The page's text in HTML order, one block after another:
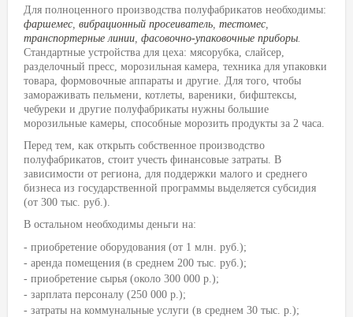
Для полноценного производства полуфабрикатов необходимы:
фаршемес вибрационный просеиватель тестомес
транспортерные линии фасовочно-упаковочные приборы
Стандартные устройства для цеха: мясорубка, слайсер,
разделочный пресс, морозильная камера, техника для упаковки
товара, формовочные аппараты и другие. Для того, чтобы
замораживать пельмени, котлеты, вареники, бифштексы,
чебуреки и другие полуфабрикаты нужны большие
морозильные камеры, способные морозить продукты за 2 часа.
Перед тем, как открыть собственное производство
полуфабрикатов, стоит учесть финансовые затраты. В
зависимости от региона, для поддержки малого и среднего
бизнеса из государственной программы выделяется субсидия
(от 300 тыс. руб.).
В остальном необходимы деньги на:
- приобретение оборудования (от 1 млн. руб.);
- аренда помещения (в среднем 200 тыс. руб.);
- приобретение сырья (около 300 000 р.);
- зарплата персоналу (250 000 р.);
- затраты на коммунальные услуги (в среднем 30 тыс. р.);